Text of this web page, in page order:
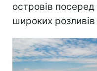
островів
широких